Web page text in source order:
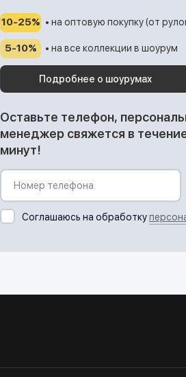
10-25% • на оптовую покупку (от
5-10% • на все коллекции в шоурум
Подробнее о шоурумах
Оставьте телефон,
менеджер свяжется в
минут!
Соглашаюсь на обработку